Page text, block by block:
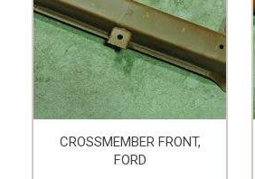
CROSSMEMBER FRONT,
FORD